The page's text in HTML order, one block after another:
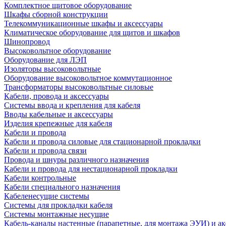
Комплектное щитовое оборудование
Шкафы сборной конструкции
Телекоммуникационные шкафы и аксессуары
Климатическое оборудование для щитов и шкафов
Шинопровод
Высоковольтное оборудование
Оборудование для ЛЭП
Изоляторы высоковольтные
Оборудование высоковольтное коммутационное
Трансформаторы высоковольтные силовые
Кабели, провода и аксессуары
Системы ввода и крепления для кабеля
Вводы кабельные и аксессуары
Изделия крепежные для кабеля
Кабели и провода
Кабели и провода силовые для стационарной прокладки
Кабели и провода связи
Провода и шнуры различного назначения
Кабели и провода для нестационарной прокладки
Кабели контрольные
Кабели специального назначения
Кабеленесущие системы
Системы для прокладки кабеля
Системы монтажные несущие
Кабель-каналы настенные (парапетные, для монтажа ЭУИ) и